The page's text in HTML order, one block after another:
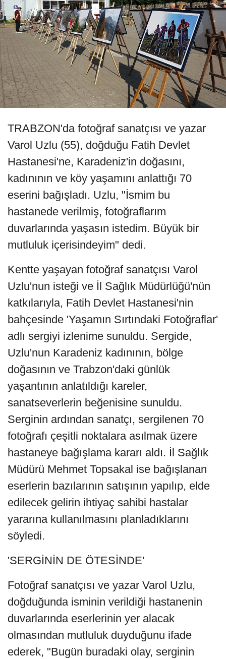
TRABZON'da fotoğraf sanatçısı ve yazar
Varol Uzlu (55), doğduğu Fatih Devlet
Hastanesi'ne, Karadeniz'in doğasını,
kadınının ve köy yaşamını anlattığı 70
eserini bağışladı. Uzlu, "İsmim bu
hastanede verilmiş, fotoğraflarım
duvarlarında yaşasın istedim. Büyük bir
mutluluk içerisindeyim" dedi.
Kentte yaşayan fotoğraf sanatçısı Varol
Uzlu'nun isteği ve İl Sağlık Müdürlüğü'nün
katkılarıyla, Fatih Devlet Hastanesi'nin
bahçesinde 'Yaşamın Sırtındaki Fotoğraflar'
adlı sergiyi izlenime sunuldu. Sergide,
Uzlu'nun Karadeniz kadınının, bölge
doğasının ve Trabzon'daki günlük
yaşantının anlatıldığı kareler,
sanatseverlerin beğenisine sunuldu.
Serginin ardından sanatçı, sergilenen 70
fotoğrafı çeşitli noktalara asılmak üzere
hastaneye bağışlama kararı aldı. İl Sağlık
Müdürü Mehmet Topsakal ise bağışlanan
eserlerin bazılarının satışının yapılıp, elde
edilecek gelirin ihtiyaç sahibi hastalar
yararına kullanılmasını planladıklarını
söyledi.
'SERGİNİN DE ÖTESİNDE'
Fotoğraf sanatçısı ve yazar Varol Uzlu,
doğduğunda isminin verildiği hastanenin
duvarlarında eserlerinin yer alacak
olmasından mutluluk duyduğunu ifade
ederek, "Bugün buradaki olay, serginin